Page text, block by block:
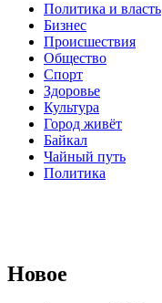
Политика и власть
Бизнес
Происшествия
Общество
Cпорт
Здоровье
Культура
Город живёт
Байкал
Чайный путь
Политика
Новое